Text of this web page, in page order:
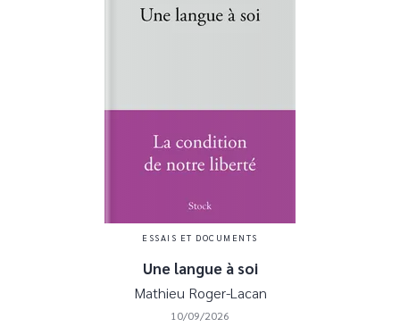
ESSAIS ET DOCUMENTS
Une langue à soi
Mathieu Roger-Lacan
10/09/2026